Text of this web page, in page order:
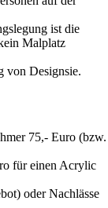
ist die
Malplatz
von Designsie.
75,- Euro (bzw.
für einen Acrylic
oder Nachlässe